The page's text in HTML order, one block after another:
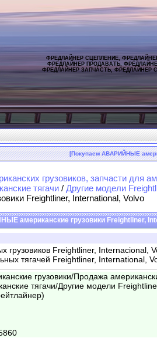
ФРЕДЛАЙНЕР СЦЕПЛЕНИЕ,
ФРЕДЛАЙНЕР ПРОДАВАТЬ,
ФРЕДЛАЙНЕР ЗАПЧАСТЬ, ФРЕДЛАЙНЕР
[Покупаем АВАРИЙНЫЕ
грузовиков, запчасти для
тягачи / Другие модели
Freightliner, International, Volvo
американские грузовики Freightliner,
грузовиков Freightliner, Internacional,
тягачей Freightliner, International,
грузовики/Продажа
тягачи/Другие модели